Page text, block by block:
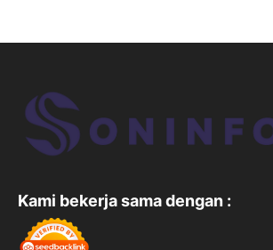
Kami bekerja sama dengan :